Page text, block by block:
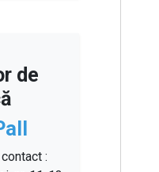
de
: